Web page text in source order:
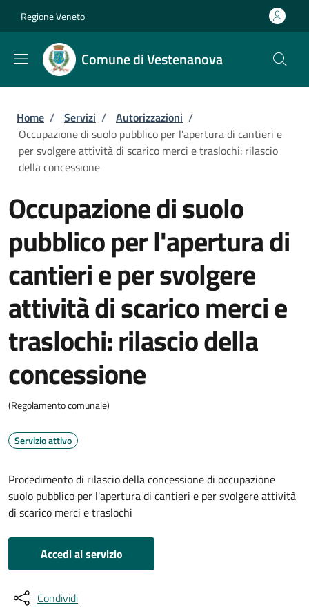
Regione Veneto
Comune di Vestenanova
Briciole di pane
Home / Servizi / Autorizzazioni /
Occupazione di suolo pubblico per l'apertura di cantieri e
per svolgere attività di scarico merci e traslochi: rilascio
della concessione
Occupazione di suolo
pubblico per l'apertura di
cantieri e per svolgere
attività di scarico merci e
traslochi: rilascio della
concessione
(Regolamento comunale)
Servizio attivo
Procedimento di rilascio della concessione di occupazione
suolo pubblico per l'apertura di cantieri e per svolgere attività
di scarico merci e traslochi
Accedi al servizio
Condividi